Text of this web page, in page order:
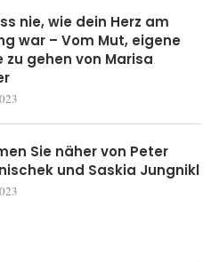
nie, wie dein Herz am
war – Vom Mut, eigene
zu gehen von Marisa
Sie näher von Peter
und Saskia Jungnikl